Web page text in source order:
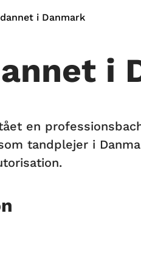
i Danmark
i
en
tandplejer i